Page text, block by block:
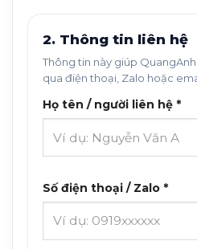
2. Thông tin liên hệ
Thông tin này giúp
qua điện thoại, Zalo hoặc
Họ tên / người liên hệ *
Số điện thoại / Zalo *